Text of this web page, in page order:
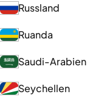
Russland
Ruanda
Saudi-Arabien
Seychellen